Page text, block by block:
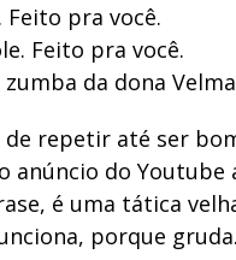
Feito pra você.
Feito pra você.
zumba da dona
de repetir até ser
anúncio do Youtube
é uma tática
porque gruda.